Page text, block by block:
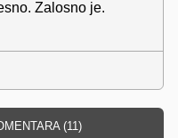
Zalosno je.
(11)